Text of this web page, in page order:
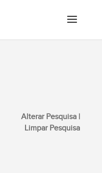
Alterar Pesquisa |
Limpar Pesquisa